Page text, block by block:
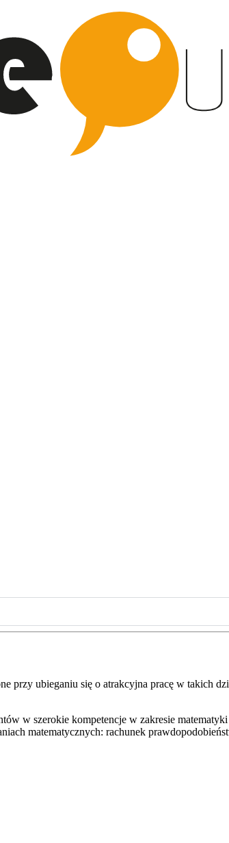
przy ubieganiu się o atrakcyjna pracę w takich
w szerokie kompetencje w zakresie
matematycznych: rachunek